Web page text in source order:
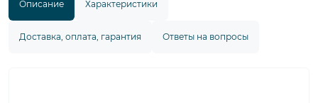
Описание Характеристики
Доставка, оплата, гарантия Ответы на вопросы